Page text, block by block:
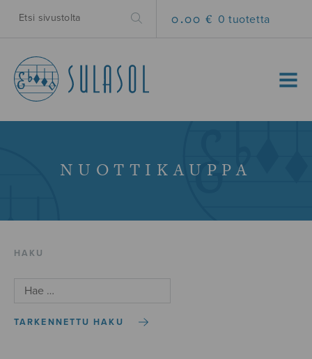
0.00 € 0 tuotetta
MENU
NUOTTIKAUPPA
HAKU
TARKENNETTU HAKU